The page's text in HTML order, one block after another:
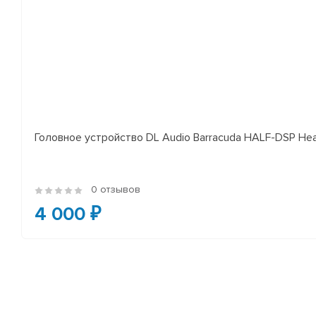
Головное устройство DL Audio Barracuda HALF-DSP
0 отзывов
4 000 ₽